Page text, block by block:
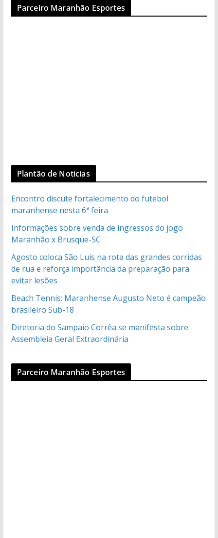
Parceiro Maranhão Esportes
Plantão de Noticias
Encontro discute fortalecimento do futebol
maranhense nesta 6ª feira
Informações sobre venda de ingressos do jogo
Maranhão x Brusque-SC
Agosto coloca São Luís na rota das grandes corridas
de rua e reforça importância da preparação para
evitar lesões
Beach Tennis: Maranhense Augusto Neto é campeão
brasileiro Sub-18
Diretoria do Sampaio Corrêa se manifesta sobre
Assembleia Geral Extraordinária
Parceiro Maranhão Esportes